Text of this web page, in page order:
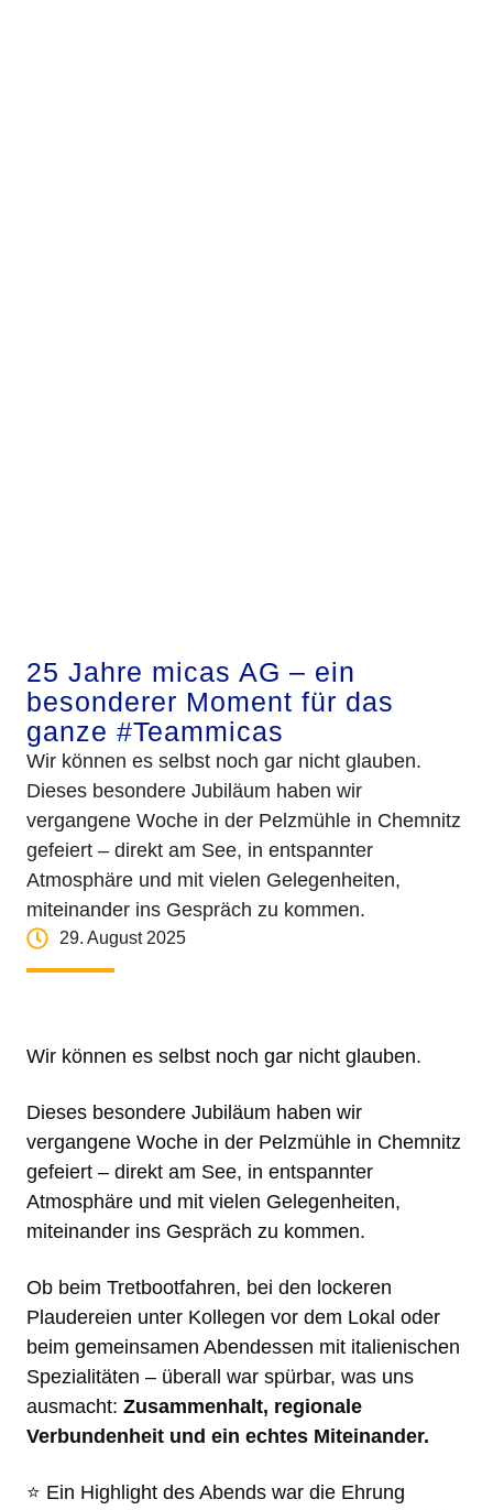
25 Jahre micas AG – ein
besonderer Moment für das
ganze #Teammicas
Wir können es selbst noch gar nicht glauben.
Dieses besondere Jubiläum haben wir
vergangene Woche in der Pelzmühle in Chemnitz
gefeiert – direkt am See, in entspannter
Atmosphäre und mit vielen Gelegenheiten,
miteinander ins Gespräch zu kommen.
29. August 2025
Wir können es selbst noch gar nicht glauben.
Dieses besondere Jubiläum haben wir
vergangene Woche in der Pelzmühle in Chemnitz
gefeiert – direkt am See, in entspannter
Atmosphäre und mit vielen Gelegenheiten,
miteinander ins Gespräch zu kommen.
Ob beim Tretbootfahren, bei den lockeren
Plaudereien unter Kollegen vor dem Lokal oder
beim gemeinsamen Abendessen mit italienischen
Spezialitäten – überall war spürbar, was uns
ausmacht: Zusammenhalt, regionale
Verbundenheit und ein echtes Miteinander.
⭐️ Ein Highlight des Abends war die Ehrung